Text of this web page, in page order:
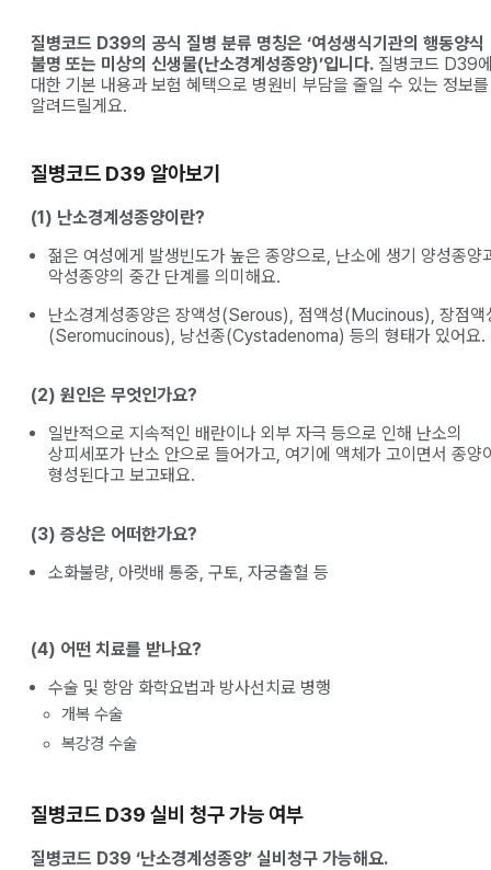
질병코드 D39의 공식 질병 분류 명칭은 ‘여성생식기관의 행동양식
불명 또는 미상의 신생물(난소경계성종양)’입니다. 질병코드 D39
대한 기본 내용과 보험 혜택으로 병원비 부담을 줄일 수 있는 정보를
알려드릴게요.
질병코드 D39 알아보기
(1) 난소경계성종양이란?
젊은 여성에게 발생빈도가 높은 종양으로, 난소에 생기 양성종양
악성종양의 중간 단계를 의미해요.
난소경계성종양은 장액성(Serous), 점액성(Mucinous), 장점액
(Seromucinous), 낭선종(Cystadenoma) 등의 형태가 있어요.
(2) 원인은 무엇인가요?
일반적으로 지속적인 배란이나 외부 자극 등으로 인해 난소의
상피세포가 난소 안으로 들어가고, 여기에 액체가 고이면서 종양
형성된다고 보고돼요.
(3) 증상은 어떠한가요?
소화불량, 아랫배 통중, 구토, 자궁출혈 등
(4) 어떤 치료를 받나요?
수술 및 항암 화학요법과 방사선치료 병행
개복 수술
복강경 수술
질병코드 D39 실비 청구 가능 여부
질병코드 D39 ‘난소경계성종양’ 실비청구 가능해요.